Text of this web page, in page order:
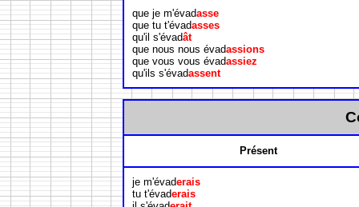
que je m'évadasse
que tu t'évadasses
qu'il s'évadât
que nous nous évadassions
que vous vous évadassiez
qu'ils s'évadassent
Présent
je m'évaderais
tu t'évaderais